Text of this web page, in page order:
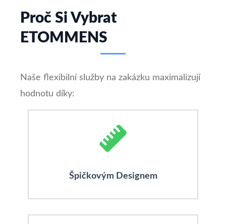
Proč Si Vybrat
ETOMMENS
Naše flexibilní služby na zakázku maximalizují
hodnotu díky:
Špičkovým Designem